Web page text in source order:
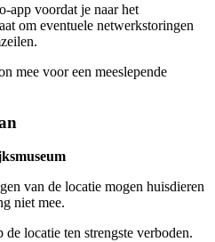
app voordat je naar het
om eventuele netwerkstoringen
mee voor een meeslepende
van de locatie mogen huisdieren
niet mee.
locatie ten strengste verboden.